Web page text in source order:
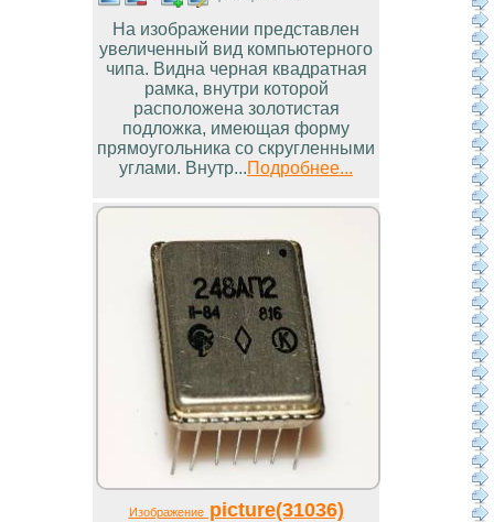
На изображении представлен
увеличенный вид компьютерного
чипа. Видна черная квадратная
рамка, внутри которой
расположена золотистая
подложка, имеющая форму
прямоугольника со скругленными
углами. Внутр...Подробнее...
Изображениеpicture(31036)